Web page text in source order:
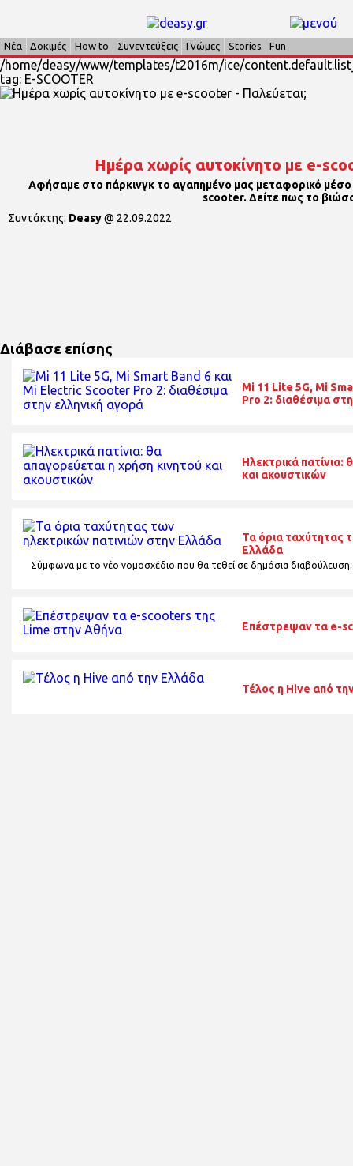
Νέα Δοκιμές How to Συνεντεύξεις Γνώμες Stories Fun
/home/deasy/www/templates/t2016m/ice/
tag: E-SCOOTER
Ημέρα χωρίς αυτοκίνητο με e-
Αφήσαμε στο πάρκινγκ το αγαπημένο μας μεταφορικό μέσο
scooter. Δείτε πως το
Συντάκτης: Deasy@ 22.09.2022
Διάβασε επίσης
Mi 11 Lite 5G, Mi
Pro 2: διαθέσιμα
Ηλεκτρικά πατίνια:
και ακουστικών
Τα όρια ταχύτητας
Ελλάδα
Σύμφωνα με το νέο νομοσχέδιο που θα τεθεί σε δημόσια διαβούλευση.
Επέστρεψαν τα e-
Τέλος η Hive από